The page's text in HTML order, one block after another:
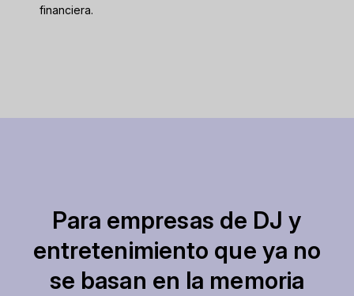
financiera.
Para empresas de DJ y
entretenimiento que ya no
se basan en la memoria